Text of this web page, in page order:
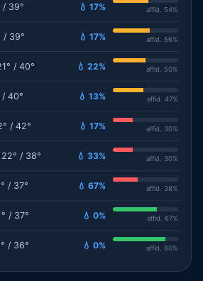
/ 39° 💧 17% affid. 54%
/ 39° 💧 17% affid. 56%
/ 40° 💧 22% affid. 50%
/ 40° 💧 13% affid. 47%
/ 42° 💧 17% affid. 30%
22° / 38° 💧 33% affid. 30%
/ 37° 💧 67% affid. 38%
/ 37° 💧 0% affid. 67%
/ 36° 💧 0% affid. 80%